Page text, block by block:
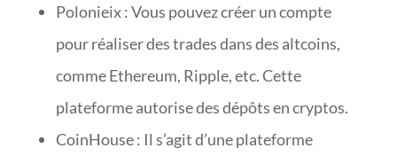
Polonieix : Vous pouvez créer un compte
pour réaliser des trades dans des altcoins,
comme Ethereum, Ripple, etc. Cette
plateforme autorise des dépôts en cryptos.
CoinHouse : Il s’agit d’une plateforme